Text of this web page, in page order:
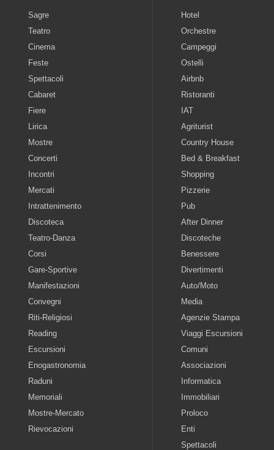
Sagre
Teatro
Cinema
Feste
Spettacoli
Cabaret
Fiere
Lirica
Mostre
Concerti
Incontri
Mercati
Intrattenimento
Discoteca
Teatro-Danza
Corsi
Gare-Sportive
Manifestazioni
Convegni
Riti-Religiosi
Reading
Escursioni
Enogastronomia
Raduni
Memoriali
Mostre-Mercato
Rievocazioni
Hotel
Orchestre
Campeggi
Ostelli
Airbnb
Ristoranti
IAT
Agriturist
Country House
Bed & Breakfast
Shopping
Pizzerie
Pub
After Dinner
Discoteche
Benessere
Divertimenti
Auto/Moto
Media
Agenzie Stampa
Viaggi Escursioni
Comuni
Associazioni
Informatica
Immobiliari
Proloco
Enti
Spettacoli